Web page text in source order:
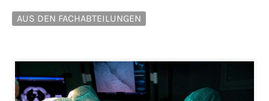
AUS DEN FACHABTEILUNGEN